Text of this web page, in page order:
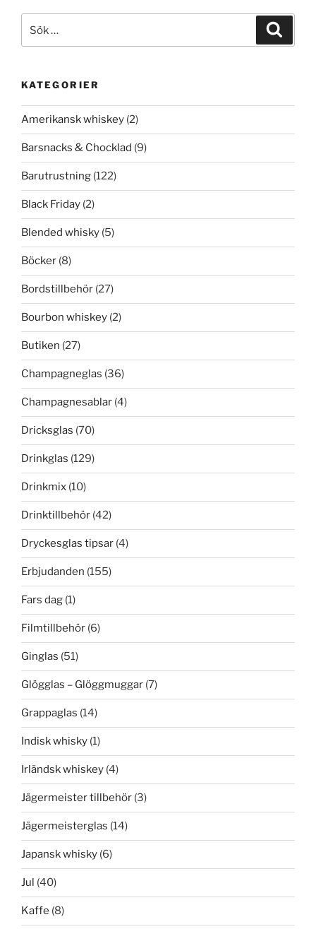
efter:
KATEGORIER
Amerikansk whiskey (2)
Barsnacks & Chocklad (9)
Barutrustning (122)
Black Friday (2)
Blended whisky (5)
Böcker (8)
Bordstillbehör (27)
Bourbon whiskey (2)
Butiken (27)
Champagneglas (36)
Champagnesablar (4)
Dricksglas (70)
Drinkglas (129)
Drinkmix (10)
Drinktillbehör (42)
Dryckesglas tipsar (4)
Erbjudanden (155)
Fars dag (1)
Filmtillbehör (6)
Ginglas (51)
Glögglas – Glöggmuggar (7)
Grappaglas (14)
Indisk whisky (1)
Irländsk whiskey (4)
Jägermeister tillbehör (3)
Jägermeisterglas (14)
Japansk whisky (6)
Jul (40)
Kaffe (8)